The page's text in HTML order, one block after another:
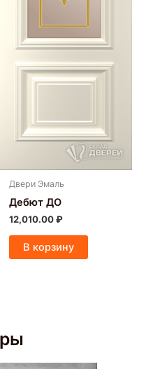
Двери Эмаль
Дебют ДО
12,010.00₽
В корзину